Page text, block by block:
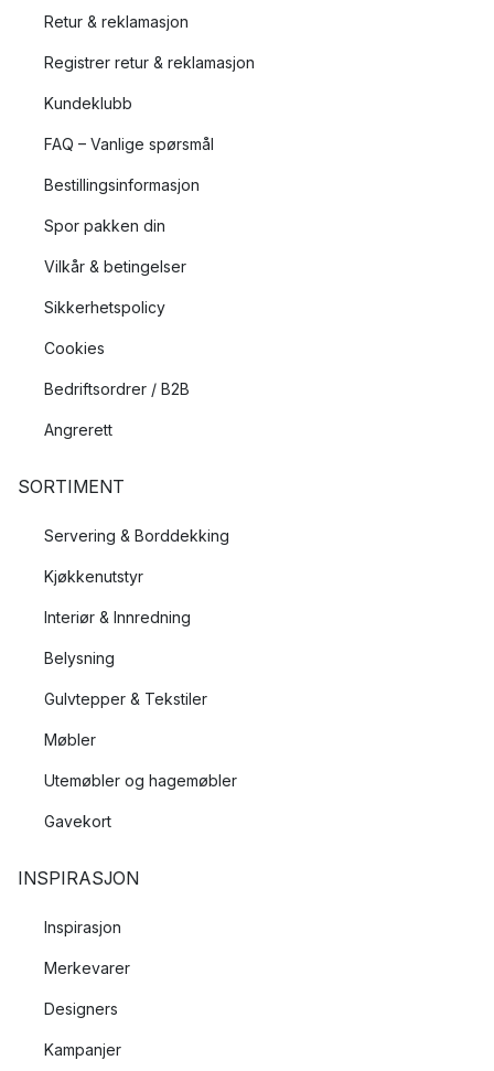
Retur & reklamasjon
Registrer retur & reklamasjon
Kundeklubb
FAQ – Vanlige spørsmål
Bestillingsinformasjon
Spor pakken din
Vilkår & betingelser
Sikkerhetspolicy
Cookies
Bedriftsordrer / B2B
Angrerett
SORTIMENT
Servering & Borddekking
Kjøkkenutstyr
Interiør & Innredning
Belysning
Gulvtepper & Tekstiler
Møbler
Utemøbler og hagemøbler
Gavekort
INSPIRASJON
Inspirasjon
Merkevarer
Designers
Kampanjer